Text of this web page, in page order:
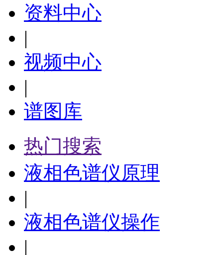
资料中心
|
视频中心
|
谱图库
热门搜索
液相色谱仪原理
|
液相色谱仪操作
|